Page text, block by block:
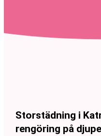
Storstädning i
rengöring på